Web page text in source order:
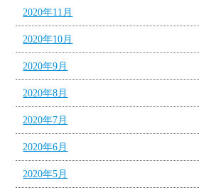
2020年11月
2020年10月
2020年9月
2020年8月
2020年7月
2020年6月
2020年5月